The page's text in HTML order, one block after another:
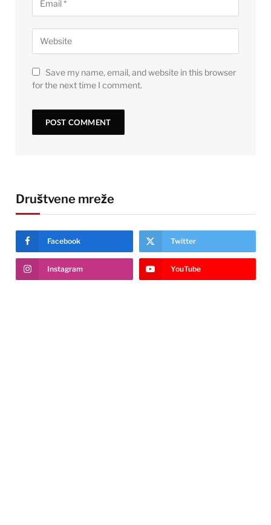
Save my name, email, and website in this browser
for the next time I comment.
Društvene mreže
Facebook Twitter
Instagram YouTube